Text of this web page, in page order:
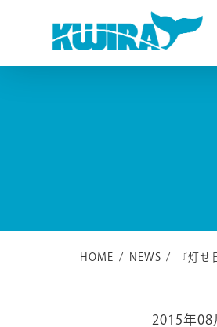
HOME / NEWS / 『灯
2015年08